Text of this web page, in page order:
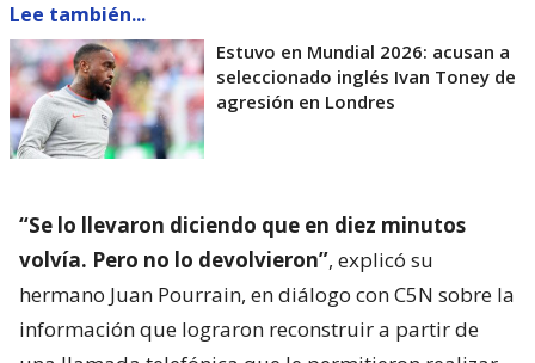
Lee también...
Estuvo en Mundial 2026: acusan a
seleccionado inglés Ivan Toney de
agresión en Londres
“Se lo llevaron diciendo que en diez minutos
volvía. Pero no lo devolvieron”, explicó su
hermano Juan Pourrain, en diálogo con C5N sobre la
información que lograron reconstruir a partir de